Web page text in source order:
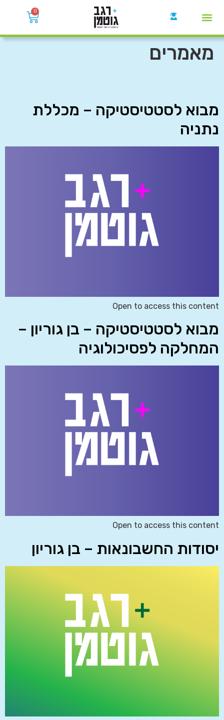
0
מאמרים
מבוא לסטטיסטיקה – מכללת
נתניה
Open to access this content
מבוא לסטטיסטיקה – בן גוריון –
המחלקה לפסיכולוגיה
Open to access this content
יסודות החשבונאות – בן גוריון